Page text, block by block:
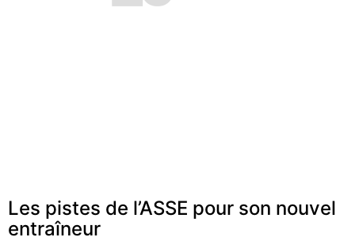
Les pistes de l’ASSE pour son nouvel
entraîneur